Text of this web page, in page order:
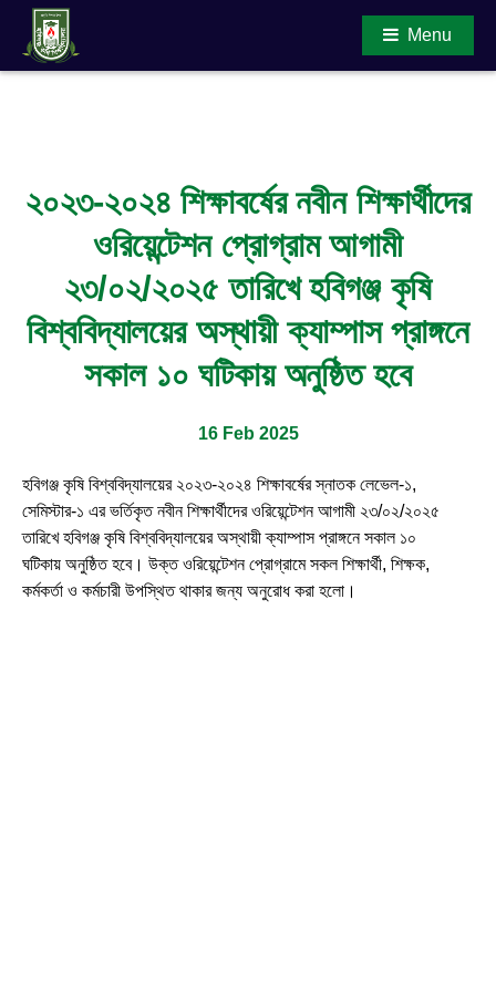
Menu
২০২৩-২০২৪ শিক্ষাবর্ষের নবীন শিক্ষার্থীদের
ওরিয়েন্টেশন প্রোগ্রাম আগামী
২৩/০২/২০২৫ তারিখে হবিগঞ্জ কৃষি
বিশ্ববিদ্যালয়ের অস্থায়ী ক্যাম্পাস প্রাঙ্গনে
সকাল ১০ ঘটিকায় অনুষ্ঠিত হবে
16 Feb 2025
হবিগঞ্জ কৃষি বিশ্ববিদ্যালয়ের ২০২৩-২০২৪ শিক্ষাবর্ষের স্নাতক লেভেল-১,
সেমিস্টার-১ এর ভর্তিকৃত নবীন শিক্ষার্থীদের ওরিয়েন্টেশন আগামী ২৩/০২/২০২৫
তারিখে হবিগঞ্জ কৃষি বিশ্ববিদ্যালয়ের অস্থায়ী ক্যাম্পাস প্রাঙ্গনে সকাল ১০
ঘটিকায় অনুষ্ঠিত হবে। উক্ত ওরিয়েন্টেশন প্রোগ্রামে সকল শিক্ষার্থী, শিক্ষক,
কর্মকর্তা ও কর্মচারী উপস্থিত থাকার জন্য অনুরোধ করা হলো।